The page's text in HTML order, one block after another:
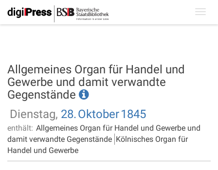
Allgemeines Organ für Handel und
Gewerbe und damit verwandte
Gegenstände
Dienstag, 28.Oktober1845
enthält: Allgemeines Organ für Handel und Gewerbe und
damit verwandte Gegenstände Kölnisches Organ für
Handel und Gewerbe